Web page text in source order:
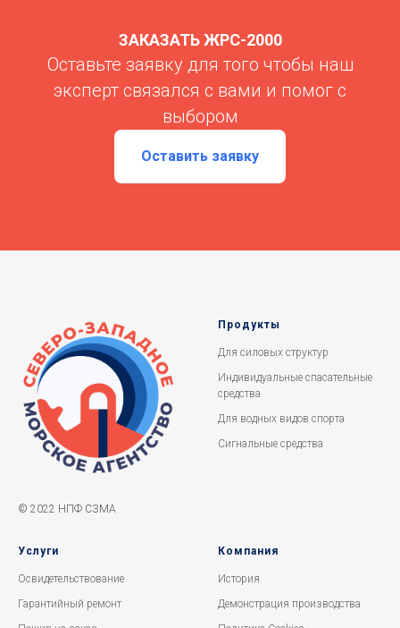
ЗАКАЗАТЬ ЖРС-2000
Оставьте заявку для того чтобы наш
эксперт связался с вами и помог с
выбором
Оставить заявку
© 2022 НПФ СЗМА
Продукты
Для силовых структур
Индивидуальные спасательные
средства
Для водных видов спорта
Сигнальные средства
Услуги
Освидетельствование
Гарантийный ремонт
Компания
История
Демонстрация производства